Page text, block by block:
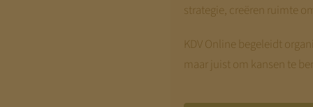
strategie, creëren ruimte
KDV Online begeleidt
maar juist om kansen te